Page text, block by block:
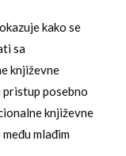
kako se
sa
književne
posebno
književne
mlađim